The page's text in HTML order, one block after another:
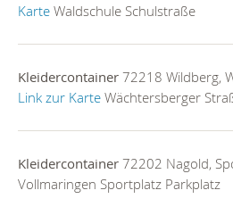
Karte Waldschule Schulstraße
Kleidercontainer 72218 Wildberg,
Link zur Karte Wächtersberger
Kleidercontainer 72202 Nagold,
Vollmaringen Sportplatz Parkplatz